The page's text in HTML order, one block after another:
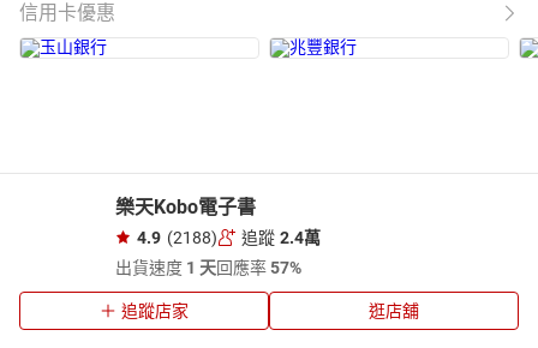
信用卡優惠
樂天Kobo電子書
4.9 (2188) 追蹤 2.4萬
出貨速度 1 天回應率57%
追蹤店家 逛店舖